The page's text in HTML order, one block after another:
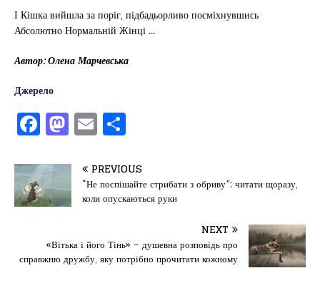
І Кішка вийшла за поріг, підбадьорливо посміхнувшись
Абсолютно Нормальній Жінці …
Автор: Олена Марчевська
Джерело
F
a
c
e
b
o
o
M
a
st
o
d
o
n
E
m
ai
l
іл
и
т
ис
я
PREVIOUS
“Не поспішайте стрибати з обриву”: читати щоразу,
коли опускаються руки
NEXT
«Вітька і його Тінь» – душевна розповідь про
справжню дружбу, яку потрібно прочитати кожному